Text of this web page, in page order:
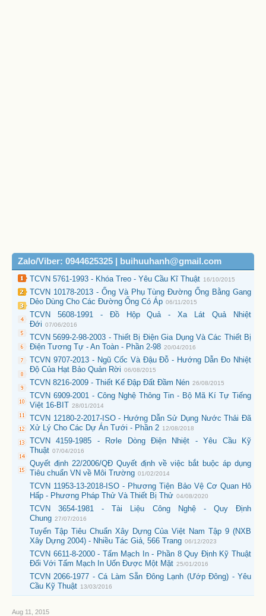
Zalo/Viber: 0944625325 | buihuuhanh@gmail.com
TCVN 5761-1993 - Khóa Treo - Yêu Cầu Kĩ Thuật 16/10/2015
TCVN 10178-2013 - Ống Và Phụ Tùng Đường Ống Bằng Gang
Dẻo Dùng Cho Các Đường Ống Có Áp 06/11/2015
TCVN 5608-1991 - Đồ Hộp Quả - Xa Lát Quả Nhiệt
Đới 07/06/2016
TCVN 5699-2-98-2003 - Thiết Bị Điện Gia Dụng Và Các Thiết Bị
Điện Tương Tự - An Toàn - Phần 2-98 20/04/2016
TCVN 9707-2013 - Ngũ Cốc Và Đậu Đỗ - Hướng Dẫn Đo Nhiệt
Độ Của Hạt Bảo Quản Rời 06/08/2015
TCVN 8216-2009 - Thiết Kế Đập Đất Đầm Nén 26/08/2015
TCVN 6909-2001 - Công Nghệ Thông Tin - Bộ Mã Kí Tự Tiếng
Việt 16-BIT 28/01/2014
TCVN 12180-2-2017-ISO - Hướng Dẫn Sử Dụng Nước Thải Đã
Xử Lý Cho Các Dự Án Tưới - Phần 2 12/08/2018
TCVN 4159-1985 - Rơle Dòng Điện Nhiệt - Yêu Cầu Kỹ
Thuật 07/04/2016
Quyết định 22/2006/QĐ Quyết định về việc bắt buộc áp dụng
Tiêu chuẩn VN về Môi Trường 01/02/2014
TCVN 11953-13-2018-ISO - Phương Tiện Bảo Vệ Cơ Quan Hô
Hấp - Phương Pháp Thử Và Thiết Bị Thử 04/08/2020
TCVN 3654-1981 - Tài Liệu Công Nghệ - Quy Định
Chung 27/07/2016
Tuyển Tập Tiêu Chuẩn Xây Dựng Của Việt Nam Tập 9 (NXB
Xây Dựng 2004) - Nhiều Tác Giả, 566 Trang 06/12/2023
TCVN 6611-8-2000 - Tấm Mạch In - Phần 8 Quy Định Kỹ Thuật
Đối Với Tấm Mạch In Uốn Được Một Mặt 25/01/2016
TCVN 2066-1977 - Cá Làm Sẵn Đông Lạnh (Ướp Đông) - Yêu
Cầu Kỹ Thuật 13/03/2016
Aug 11, 2015